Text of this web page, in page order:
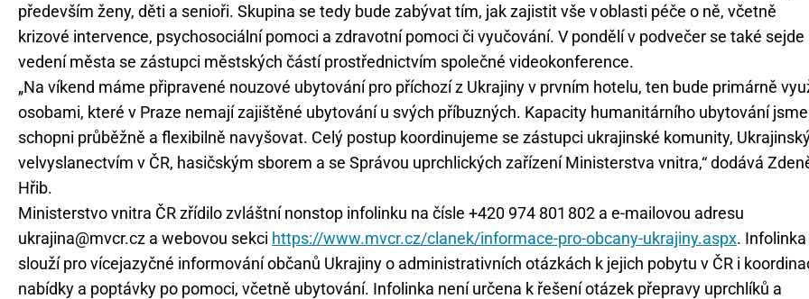
především ženy, děti a senioři. Skupina se tedy bude zabývat tím, jak zajistit vše v oblasti péče o ně, včetně
krizové intervence, psychosociální pomoci a zdravotní pomoci či vyučování. V pondělí v podvečer se také sejde
vedení města se zástupci městských částí prostřednictvím společné videokonference.
„Na víkend máme připravené nouzové ubytování pro příchozí z Ukrajiny v prvním hotelu, ten bude primárně
osobami, které v Praze nemají zajištěné ubytování u svých příbuzných. Kapacity humanitárního ubytování jsme
schopni průběžně a flexibilně navyšovat. Celý postup koordinujeme se zástupci ukrajinské komunity,
velvyslanectvím v ČR, hasičským sborem a se Správou uprchlických zařízení Ministerstva vnitra,“ dodává
Hřib.
Ministerstvo vnitra ČR zřídilo zvláštní nonstop infolinku na čísle +420 974 801 802 a e-mailovou adresu
ukrajina@mvcr.cz a webovou sekci https://www.mvcr.cz/clanek/informace-pro-obcany-ukrajiny.aspx. Infolinka
slouží pro vícejazyčné informování občanů Ukrajiny o administrativních otázkách k jejich pobytu v ČR i
nabídky a poptávky po pomoci, včetně ubytování. Infolinka není určena k řešení otázek přepravy uprchlíků a